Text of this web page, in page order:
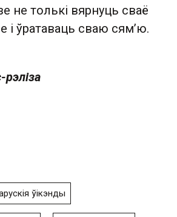
не толькі вярнуць сваё
і ўратаваць сваю сям’ю.
ўікэнды